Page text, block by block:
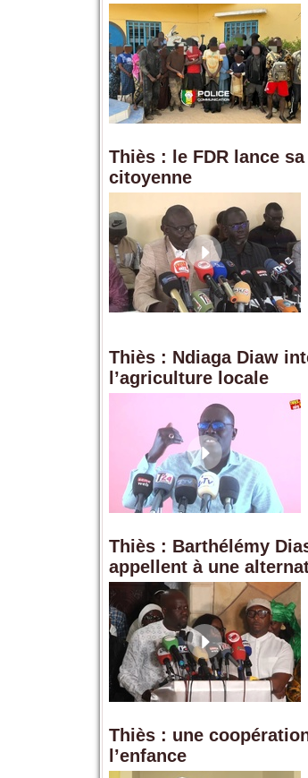
Thiès : le FDR lance
citoyenne
Thiès : Ndiaga Diaw
l’agriculture locale
Thiès : Barthélémy
appellent à une
Thiès : une
l’enfance